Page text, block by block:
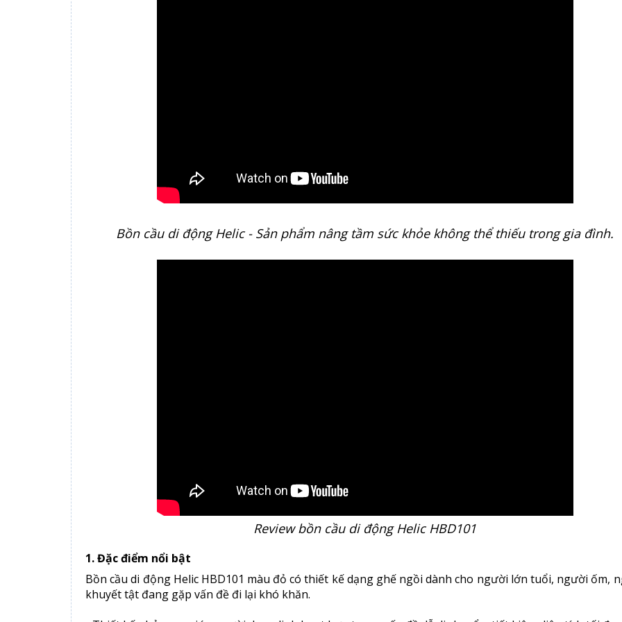
Bồn cầu di động Helic - Sản phẩm nâng tầm sức khỏe không thể thiếu trong gia đình.
Review bồn cầu di động Helic HBD101
1. Đặc điểm nổi bật
Bồn cầu di động Helic HBD101 màu đỏ có thiết kế dạng ghế ngồi dành cho người lớn tuổi, người ốm,
khuyết tật đang gặp vấn đề đi lại khó khăn.